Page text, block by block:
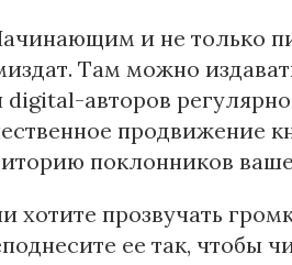
и не только
Там можно
digital-авторов
продвижение
поклонников
хотите прозвучать
ее так, чтобы